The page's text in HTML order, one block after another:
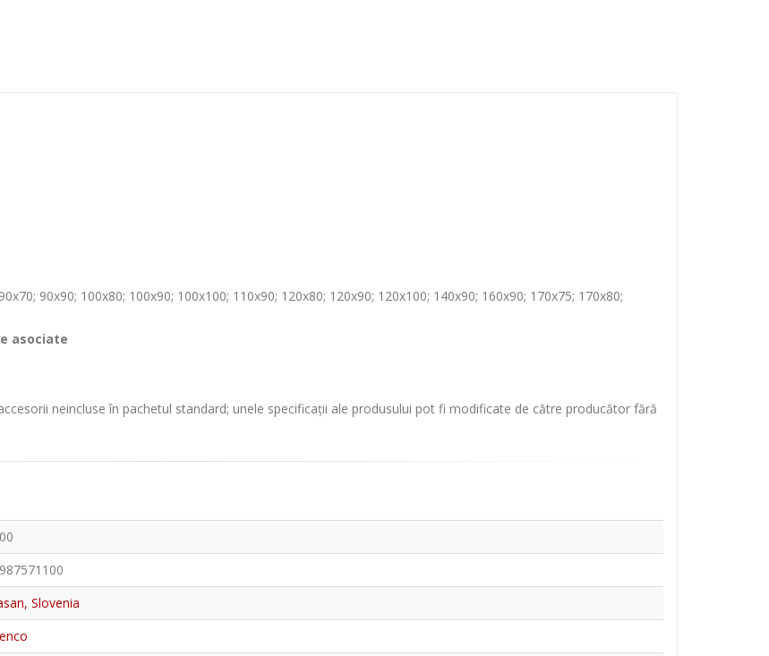
90x90; 100x80; 100x90; 100x100; 110x90; 120x80; 120x90; 120x100; 140x90; 160x90; 170x75; 170x80;
asociate
neincluse în pachetul standard; unele specificații ale produsului pot fi modificate de către producător fără
Slovenia